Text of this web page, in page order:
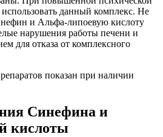
использовать данный комплекс. Не
и Альфа-липоевую кислоту
нарушения работы печени и
для отказа от комплексного
Синефина и
кислоты